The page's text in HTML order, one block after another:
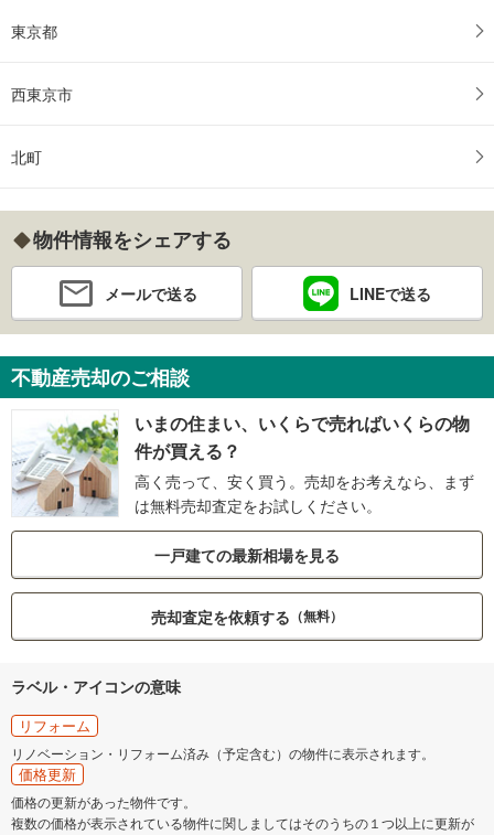
東京都
西東京市
北町
物件情報をシェアする
メールで送る LINEで送る
不動産売却のご相談
いまの住まい、いくらで売ればいくらの物
件が買える？
高く売って、安く買う。売却をお考えなら、まず
は無料売却査定をお試しください。
一戸建ての最新相場を見る
売却査定を依頼する （無料）
ラベル・アイコンの意味
リフォーム
リノベーション・リフォーム済み（予定含む）の物件に表示されます。
価格更新
価格の更新があった物件です。
複数の価格が表示されている物件に関しましてはそのうちの１つ以上に更新が